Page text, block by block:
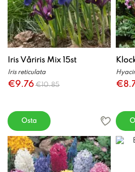
Iris Våriris Mix 15st
Iris reticulata
€9.76 €10.85
Osta